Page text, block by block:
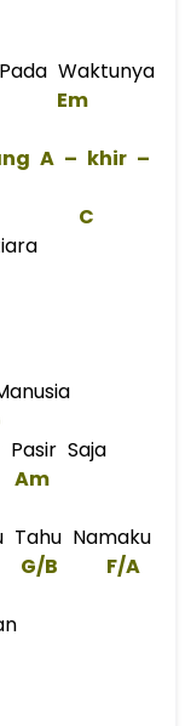
Waktunya
Em
A – khir –
C
Saja
Am
Tahu Namaku
G/B
F/A